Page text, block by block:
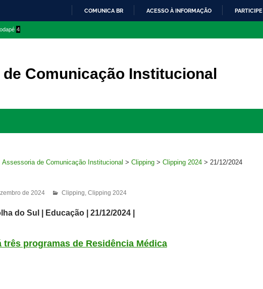
O
COMUNICA BR ACESSO À INFORMAÇÃO PARTICIPE
4
Comunicação Institucional
Assessoria de Comunicação Institucional > Clipping > Clipping 2024 > 21/12/2024
de 2024 Clipping Clipping 2024
do Sul | Educação | 21/12/2024 |
três programas de Residência Médica